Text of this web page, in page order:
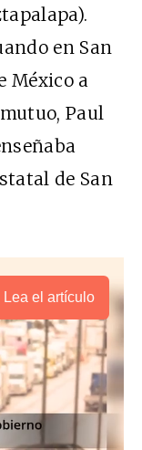
en San
México a
Paul
de San
Lea el artículo